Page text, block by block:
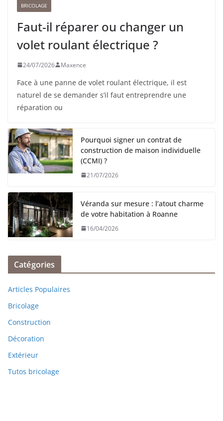
BRICOLAGE
Faut-il réparer ou changer un
volet roulant électrique ?
24/07/2026 Maxence
Face à une panne de volet roulant électrique, il est
naturel de se demander s’il faut entreprendre une
réparation ou
Pourquoi signer un contrat de
construction de maison individuelle
(CCMI) ?
21/07/2026
Véranda sur mesure : l’atout charme
de votre habitation à Roanne
16/04/2026
Catégories
Articles Populaires
Bricolage
Construction
Décoration
Extérieur
Tutos bricolage